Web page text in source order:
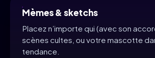
Mèmes & sketchs
Placez n’importe qui (avec son
scènes cultes, ou votre mascotte
tendance.